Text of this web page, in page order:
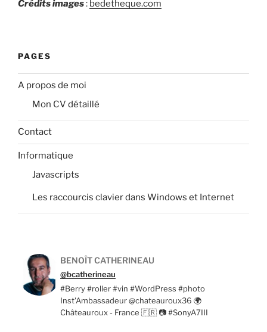
Crédits images: bedetheque.com
PAGES
A propos de moi
Mon CV détaillé
Contact
Informatique
Javascripts
Les raccourcis clavier dans Windows et Internet
BENOÎT CATHERINEAU
@bcatherineau
#Berry #roller #vin #WordPress #photo
Inst'Ambassadeur @chateauroux36 🌍
Châteauroux - France 🇫🇷 📷 #SonyA7III